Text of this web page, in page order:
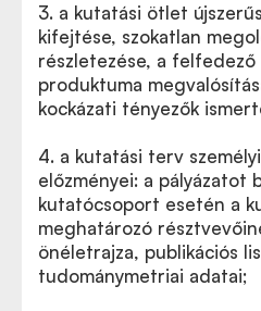
3. a kutatási ötlet
kifejtése, szokatlan
részletezése, a
produktuma
kockázati tényezők
4. a kutatási terv
előzményei: a pályázatot
kutatócsoport esetén a
meghatározó
önéletrajza, publikációs
tudománymetriai adatai;